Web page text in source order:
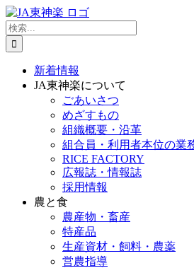
Skip
to
content
検
索
…
新着情報
JA東神楽について
ごあいさつ
めざすもの
組織概要・沿革
組合員・利用者本位の業
RICE FACTORY
広報誌・情報誌
採用情報
農と食
農産物・畜産
特産品
生産資材・飼料・農薬
営農指導